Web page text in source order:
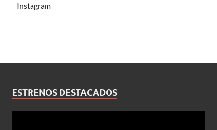
Instagram
ESTRENOS DESTACADOS